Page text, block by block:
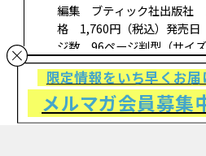
編集 ブティック社出版社
格 1,760円（税込）発売
ジ数 96ページ判型（サイ
978-4-8347-8678-1 書籍紹
かけまで、さまざまなシー
型…
限定情報をいち早くお届
メルマガ会員募集